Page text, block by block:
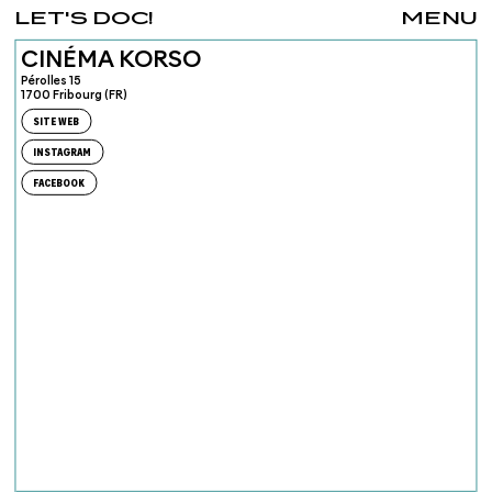
MENU
LET'S DOC!
CINÉMA KORSO
Pérolles 15
1700 Fribourg (FR)
SITE WEB
INSTAGRAM
FACEBOOK